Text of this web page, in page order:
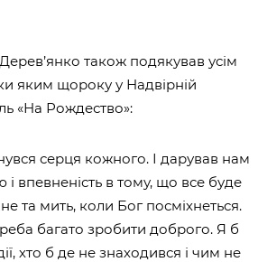
також подякував усім
яким щороку у Надвірній
«На Рождество»:
серця кожного. І дарував нам
впевненість в тому, що все буде
та мить, коли Бог посміхнеться.
багато зробити доброго. Я б
хто б де не знаходився і чим не